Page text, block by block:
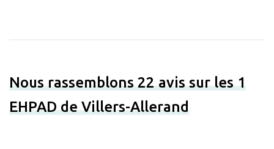
Nous rassemblons 22 avis sur les 1
EHPAD de Villers-Allerand